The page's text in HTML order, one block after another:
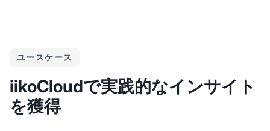
ユースケース
iikoCloudで実践的なインサイト
を獲得